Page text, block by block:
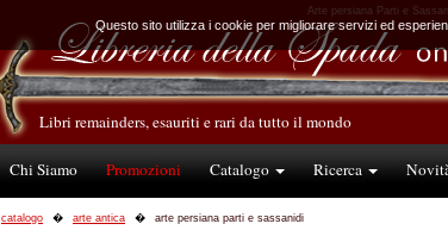
Arte persiana Parti e
Libri remainders, esauriti e rari da tutto il mondo
Chi Siamo Promozioni Catalogo Ricerca
catalogo arte antica arte persiana parti e sassanidi
Questo sito utilizza i cookie per migliorare servizi ed